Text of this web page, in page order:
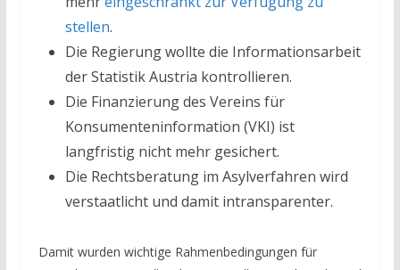
stellen.
Die Regierung wollte die Informationsarbeit
der Statistik Austria kontrollieren.
Die Finanzierung des Vereins für
Konsumenteninformation (VKI) ist
langfristig nicht mehr gesichert.
Die Rechtsberatung im Asylverfahren wird
verstaatlicht und damit intransparenter.
Damit wurden wichtige Rahmenbedingungen für